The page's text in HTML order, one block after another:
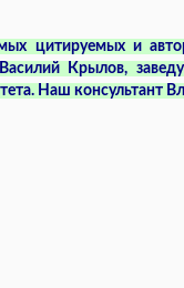
цитируемых и
Крылов,
Наш консультант